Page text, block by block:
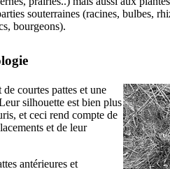
souterraines (racines, bulbes,
bourgeons).
courtes pattes et une
silhouette est bien plus
et ceci rend compte de
et de leur
antérieures et